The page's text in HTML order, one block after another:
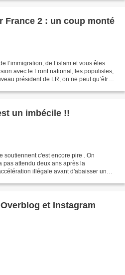
France 2 : un coup monté
l’immigration, de l’islam et vous êtes
avec le Front national, les populistes,
président de LR, on ne peut qu’être
Ce premier ministre est un imbécile !!
soutiennent c'est encore pire . On
attendu deux ans après la
illégale avant d'abaisser un
Article publié depuis Overblog et Instagram